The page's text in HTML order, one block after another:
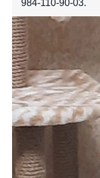
984-110-90-03.